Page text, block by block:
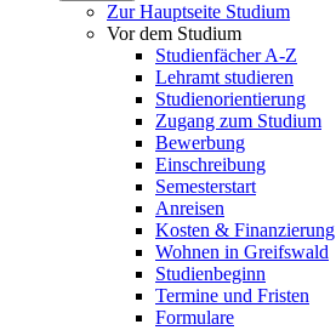
Zur Hauptseite Studium
Vor dem Studium
Studienfächer A-Z
Lehramt studieren
Studienorientierung
Zugang zum Studium
Bewerbung
Einschreibung
Semesterstart
Anreisen
Kosten & Finanzierung
Wohnen in Greifswald
Studienbeginn
Termine und Fristen
Formulare